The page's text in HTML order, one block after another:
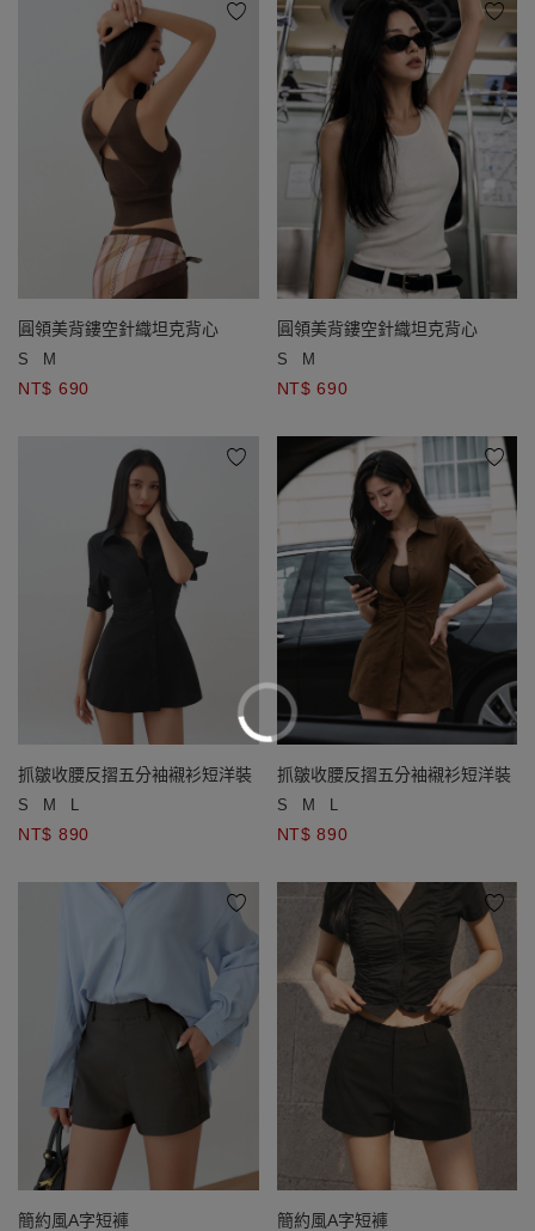
圓領美背鏤空針織坦克背心
S M
NT$ 690
圓領美背鏤空針織坦克背心
S M
NT$ 690
抓皺收腰反摺五分袖襯衫短洋裝
S M L
NT$ 890
抓皺收腰反摺五分袖襯衫短洋裝
S M L
NT$ 890
簡約風A字短褲 簡約風A字短褲